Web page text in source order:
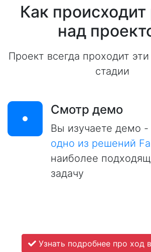
Как происходит
над
Проект всегда проходит
стадии
Смотр демо
Вы изучаете демо -
одно из решений
наиболее
задачу
Узнать подробнее про ход